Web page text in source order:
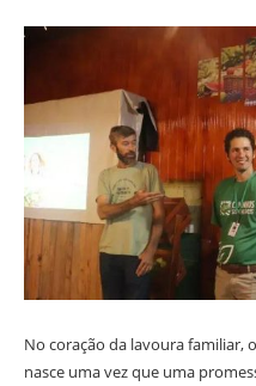
No coração da lavoura familiar, o
nasce uma vez que uma